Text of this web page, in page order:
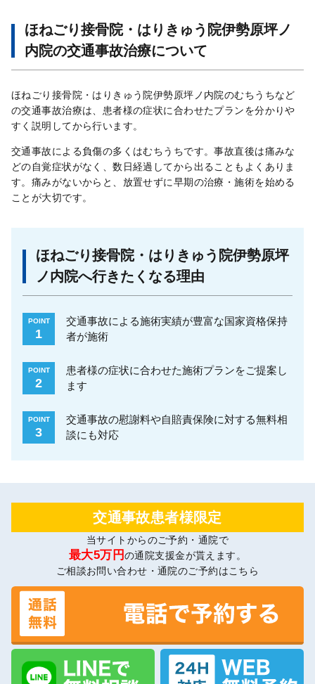
ほねごり接骨院・はりきゅう院伊勢原坪ノ
内院の交通事故治療について
ほねごり接骨院・はりきゅう院伊勢原坪ノ内院のむちうちなど
の交通事故治療は、患者様の症状に合わせたプランを分かりや
すく説明してから行います。
交通事故による負傷の多くはむちうちです。事故直後は痛みな
どの自覚症状がなく、数日経過してから出ることもよくありま
す。痛みがないからと、放置せずに早期の治療・施術を始める
ことが大切です。
ほねごり接骨院・はりきゅう院伊勢原坪
ノ内院へ行きたくなる理由
POINT
1
交通事故による施術実績が豊富な国家資格保持
者が施術
POINT
2
患者様の症状に合わせた施術プランをご提案し
ます
POINT
3
交通事故の慰謝料や自賠責保険に対する無料相
談にも対応
交通事故患者様限定
当サイトからのご予約・通院で
最大5万円の通院支援金が貰えます。
ご相談お問い合わせ・通院のご予約はこちら